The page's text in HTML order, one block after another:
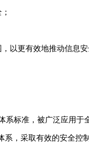
以更有效地推动信息
系标准，被广泛应用于
，采取有效的安全控